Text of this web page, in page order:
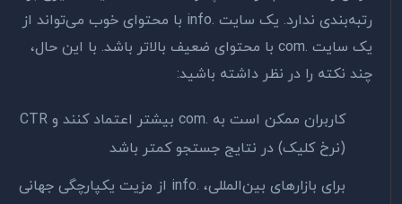
رتبه‌بندی ندارد. یک سایت .info با محتوای خوب می‌تواند از
یک سایت .com با محتوای ضعیف بالاتر باشد. با این حال،
چند نکته را در نظر داشته باشید:
کاربران ممکن است به .com بیشتر اعتماد کنند و CTR
(نرخ کلیک) در نتایج جستجو کمتر باشد
برای بازارهای بین‌المللی، .info از مزیت یکپارچگی جهانی